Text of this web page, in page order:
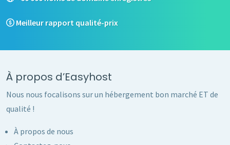
Meilleur rapport qualité-prix
À propos d’Easyhost
Nous nous focalisons sur un hébergement bon marché ET de
qualité !
À propos de nous